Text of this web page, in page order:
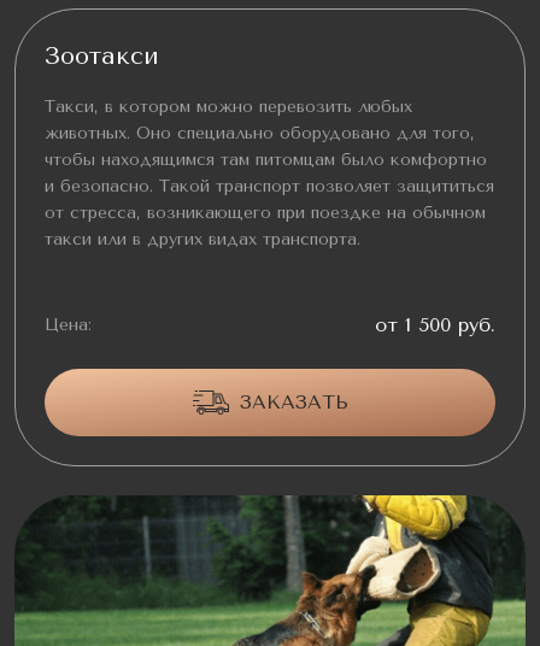
Зоотакси
Такси, в котором можно перевозить любых
животных. Оно специально оборудовано для того,
чтобы находящимся там питомцам было комфортно
и безопасно. Такой транспорт позволяет защититься
от стресса, возникающего при поездке на обычном
такси или в других видах транспорта.
Цена: от 1 500 руб.
ЗАКАЗАТЬ